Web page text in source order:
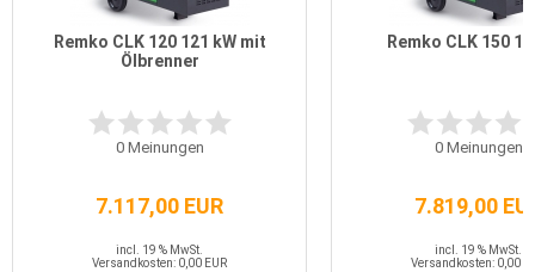
Remko CLK 120 121 kW mit
Ölbrenner
0Meinungen
7.117,00 EUR
incl. 19 % MwSt.
Versandkosten: 0,00 EUR
Remko CLK 150
0Meinungen
7.819,00
incl. 19 % MwSt.
Versandkosten: 0,00